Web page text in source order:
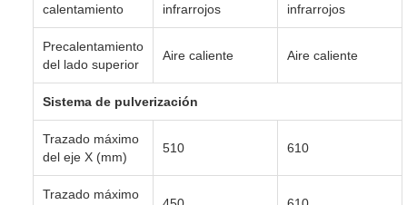
calentamiento
infrarrojos
infrarrojos
Precalentamiento
del lado superior
Aire caliente Aire caliente
Sistema de pulverización
Trazado máximo
del eje X (mm)
510 610
Trazado máximo